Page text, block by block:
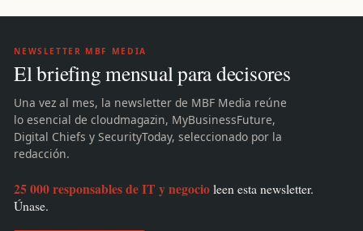
NEWSLETTER MBF MEDIA
El briefing mensual para decisores
Una vez al mes, la newsletter de MBF Media reúne
lo esencial de cloudmagazin, MyBusinessFuture,
Digital Chiefs y SecurityToday, seleccionado por la
redacción.
25 000 responsables de IT y negocioleen esta newsletter.
Únase.